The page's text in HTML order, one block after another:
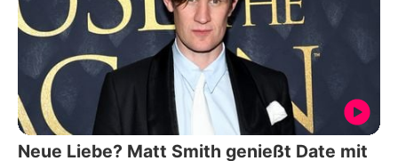
Neue Liebe? Matt Smith genießt Date mit